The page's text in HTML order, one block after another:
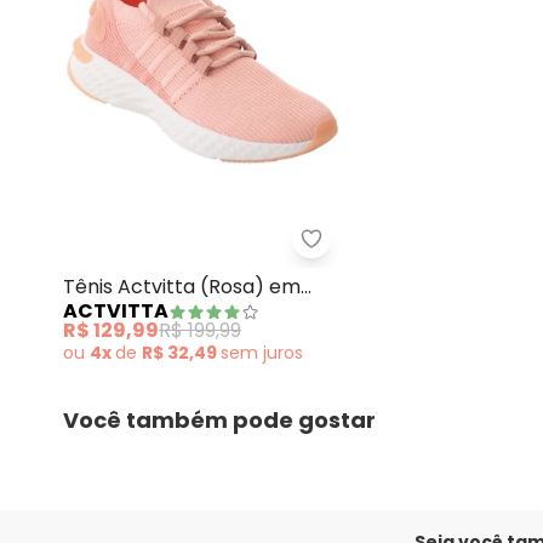
Tênis Actvitta (Rosa) em
Tênis Actvitta (Rosa) em
Tecido
ACTVITTA
R$ 129,99R$ 199,99
ou 4xde R$ 32,49sem juros
Você também pode gostar